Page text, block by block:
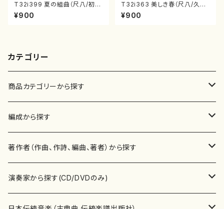
T32i399 夏の組曲（尺八/初代
山川園松/楽譜）都山流公刊楽譜
曲番:2104
¥900
T32i363 美しき春（尺八/久本
玄智/楽譜）都山流公刊楽譜曲
番:2068
¥900
カテゴリー
商品カテゴリーから探す
楽譜
書籍
書籍
テキストブック
CD・DVD
編成から探す
邦楽器
箏・琴（ソロ）
箏・琴（合奏）
合唱
混声合唱
著作者（作曲、作詩、編曲、著者）から探す
あ行
青木省三(アオキ ショウゾウ)
演奏家から探す(CD/DVDのみ)